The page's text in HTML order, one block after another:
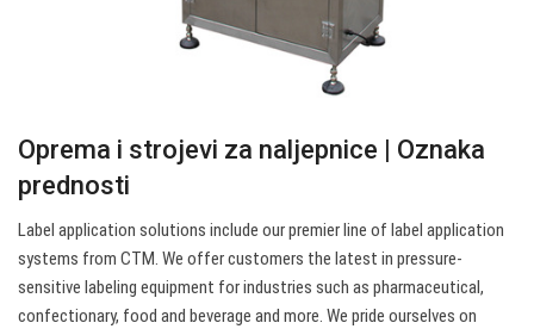
Oprema i strojevi za naljepnice | Oznaka
prednosti
Label application solutions include our premier line of label application
systems from CTM. We offer customers the latest in pressure-
sensitive labeling equipment for industries such as pharmaceutical,
confectionary, food and beverage and more. We pride ourselves on